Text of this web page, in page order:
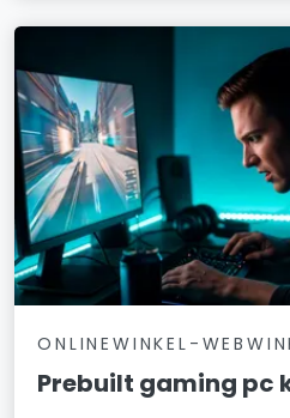
ONLINEWINKEL-
Prebuilt gaming pc